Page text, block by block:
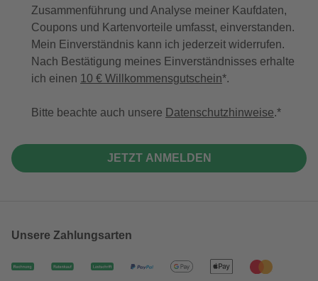
Zusammenführung und Analyse meiner Kaufdaten,
Coupons und Kartenvorteile umfasst, einverstanden.
Mein Einverständnis kann ich jederzeit widerrufen.
Nach Bestätigung meines Einverständnisses erhalte
ich einen 10 € Willkommensgutschein*.
Bitte beachte auch unsere Datenschutzhinweise.
JETZT ANMELDEN
Unsere Zahlungsarten